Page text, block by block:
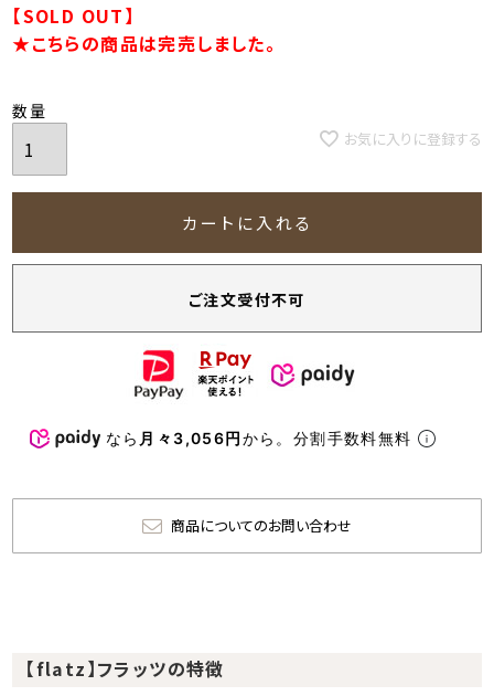
【SOLD OUT】
★こちらの商品は完売しました。
お気に入りに登録する
カートに入れる
ご注文受付不可
なら 月々3,056円から。分割手数料無料
商品についてのお問い合わせ
【flatz】フラッツの特徴